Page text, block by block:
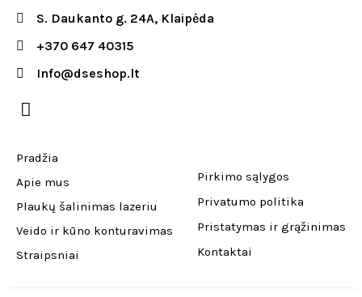
S. Daukanto g. 24A, Klaipėda
+370 647 40315
Info@dseshop.lt
Pradžia
Apie mus
Plaukų šalinimas lazeriu
Veido ir kūno konturavimas
Straipsniai
Pirkimo sąlygos
Privatumo politika
Pristatymas ir grąžinimas
Kontaktai